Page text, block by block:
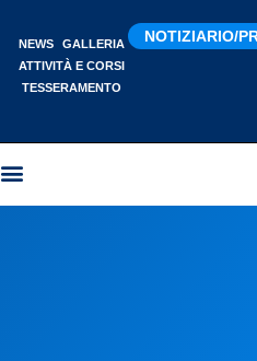
NEWS
GALLERIA
ATTIVITÀ E CORSI
TESSERAMENTO
NOTIZIARIO/